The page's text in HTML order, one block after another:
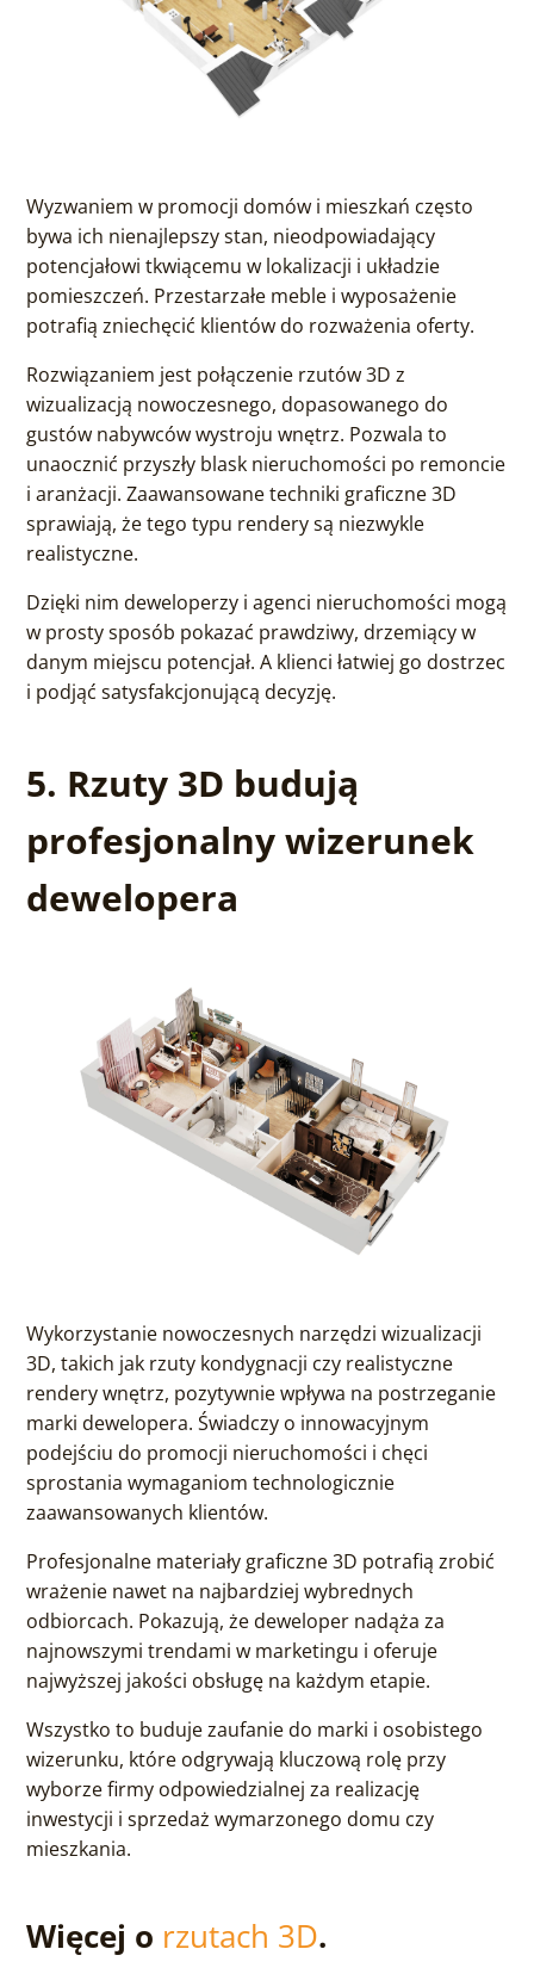
Wyzwaniem w promocji domów i mieszkań często
bywa ich nienajlepszy stan, nieodpowiadający
potencjałowi tkwiącemu w lokalizacji i układzie
pomieszczeń. Przestarzałe meble i wyposażenie
potrafią zniechęcić klientów do rozważenia oferty.
Rozwiązaniem jest połączenie rzutów 3D z
wizualizacją nowoczesnego, dopasowanego do
gustów nabywców wystroju wnętrz. Pozwala to
unaocznić przyszły blask nieruchomości po remoncie
i aranżacji. Zaawansowane techniki graficzne 3D
sprawiają, że tego typu rendery są niezwykle
realistyczne.
Dzięki nim deweloperzy i agenci nieruchomości mogą
w prosty sposób pokazać prawdziwy, drzemiący w
danym miejscu potencjał. A klienci łatwiej go dostrzec
i podjąć satysfakcjonującą decyzję.
5. Rzuty 3D budują
profesjonalny wizerunek
dewelopera
Wykorzystanie nowoczesnych narzędzi wizualizacji
3D, takich jak rzuty kondygnacji czy realistyczne
rendery wnętrz, pozytywnie wpływa na postrzeganie
marki dewelopera. Świadczy o innowacyjnym
podejściu do promocji nieruchomości i chęci
sprostania wymaganiom technologicznie
zaawansowanych klientów.
Profesjonalne materiały graficzne 3D potrafią zrobić
wrażenie nawet na najbardziej wybrednych
odbiorcach. Pokazują, że deweloper nadąża za
najnowszymi trendami w marketingu i oferuje
najwyższej jakości obsługę na każdym etapie.
Wszystko to buduje zaufanie do marki i osobistego
wizerunku, które odgrywają kluczową rolę przy
wyborze firmy odpowiedzialnej za realizację
inwestycji i sprzedaż wymarzonego domu czy
mieszkania.
Więcej o rzutach 3D.